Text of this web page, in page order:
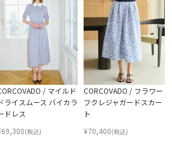
/ マイルド
ライスムース バイカラ
ドレス
69,300(税込)
CORCOVADO / フラワー
フクレジャガードスカー
ト
¥70,400(税込)